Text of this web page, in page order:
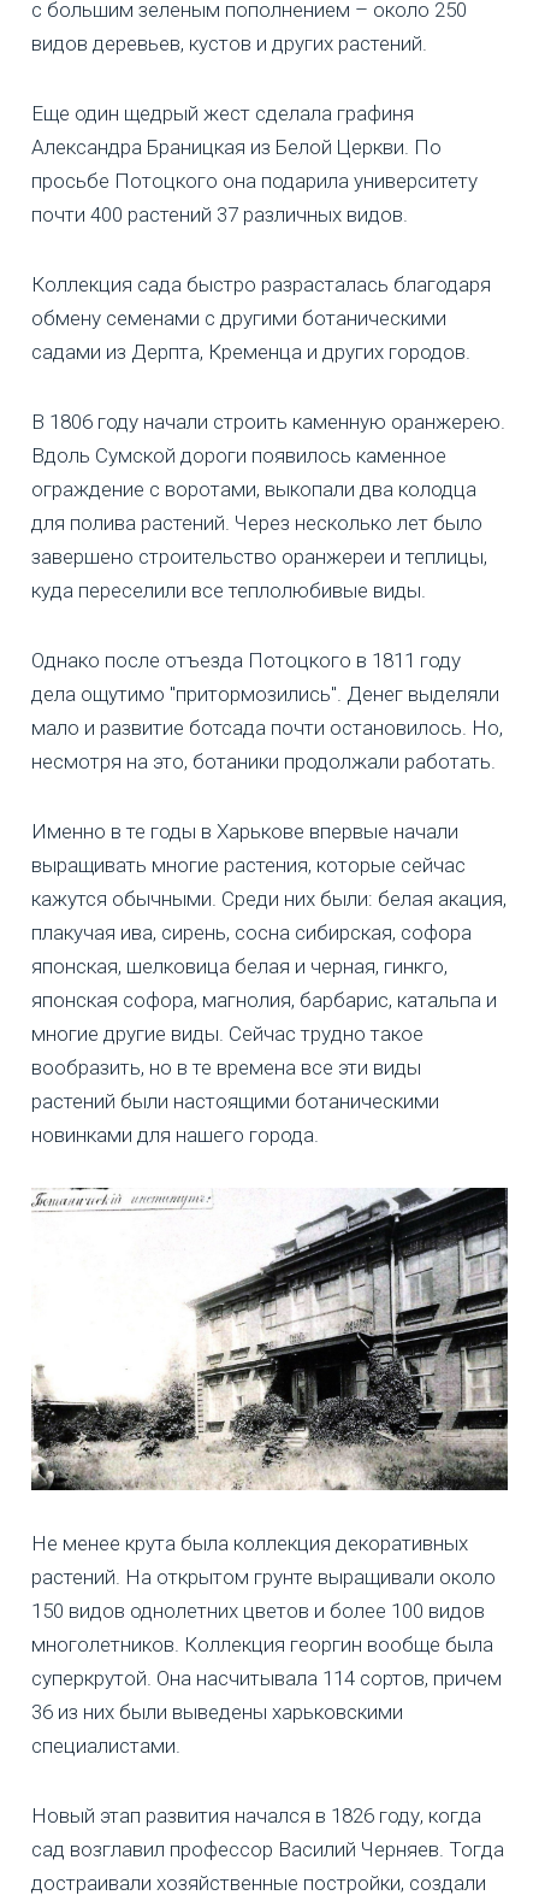
с большим зеленым пополнением – около 250
видов деревьев, кустов и других растений.
Еще один щедрый жест сделала графиня
Александра Браницкая из Белой Церкви. По
просьбе Потоцкого она подарила университету
почти 400 растений 37 различных видов.
Коллекция сада быстро разрасталась благодаря
обмену семенами с другими ботаническими
садами из Дерпта, Кременца и других городов.
В 1806 году начали строить каменную оранжерею.
Вдоль Сумской дороги появилось каменное
ограждение с воротами, выкопали два колодца
для полива растений. Через несколько лет было
завершено строительство оранжереи и теплицы,
куда переселили все теплолюбивые виды.
Однако после отъезда Потоцкого в 1811 году
дела ощутимо "притормозились". Денег выделяли
мало и развитие ботсада почти остановилось. Но,
несмотря на это, ботаники продолжали работать.
Именно в те годы в Харькове впервые начали
выращивать многие растения, которые сейчас
кажутся обычными. Среди них были: белая акация,
плакучая ива, сирень, сосна сибирская, софора
японская, шелковица белая и черная, гинкго,
японская софора, магнолия, барбарис, катальпа и
многие другие виды. Сейчас трудно такое
вообразить, но в те времена все эти виды
растений были настоящими ботаническими
новинками для нашего города.
Не менее крута была коллекция декоративных
растений. На открытом грунте выращивали около
150 видов однолетних цветов и более 100 видов
многолетников. Коллекция георгин вообще была
суперкрутой. Она насчитывала 114 сортов, причем
36 из них были выведены харьковскими
специалистами.
Новый этап развития начался в 1826 году, когда
сад возглавил профессор Василий Черняев. Тогда
достраивали хозяйственные постройки, создали